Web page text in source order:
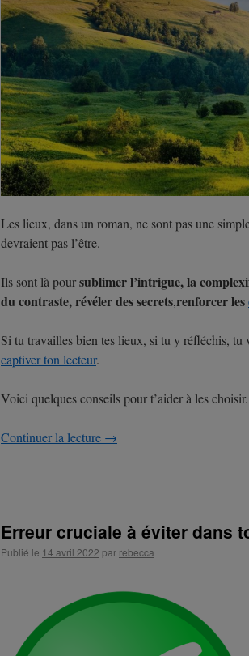
Les lieux, dans un roman, ne sont pas une
devraient pas l’être.
Ils sont là poursublimer l’intrigue, la
du contraste, révéler des secrets,renforcer les
Si tu travailles bien tes lieux, si tu y réfléchis,
captiver ton lecteur.
Voici quelques conseils pour t’aider à les choisir.
Continuer la lecture →
Erreur cruciale à éviter dans
Publié le 14 avril 2022 par rebecca